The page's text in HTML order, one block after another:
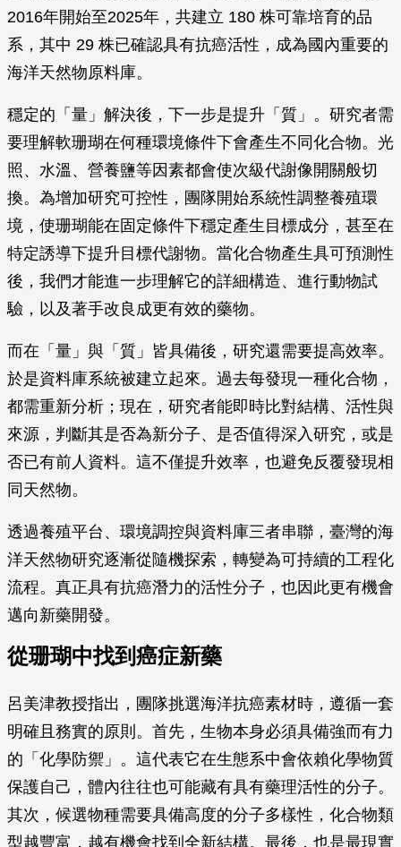
2016年開始至2025年，共建立 180 株可靠培育的品
系，其中 29 株已確認具有抗癌活性，成為國內重要的
海洋天然物原料庫。
穩定的「量」解決後，下一步是提升「質」。研究者需
要理解軟珊瑚在何種環境條件下會產生不同化合物。光
照、水溫、營養鹽等因素都會使次級代謝像開關般切
換。為增加研究可控性，團隊開始系統性調整養殖環
境，使珊瑚能在固定條件下穩定產生目標成分，甚至在
特定誘導下提升目標代謝物。當化合物產生具可預測性
後，我們才能進一步理解它的詳細構造、進行動物試
驗，以及著手改良成更有效的藥物。
而在「量」與「質」皆具備後，研究還需要提高效率。
於是資料庫系統被建立起來。過去每發現一種化合物，
都需重新分析；現在，研究者能即時比對結構、活性與
來源，判斷其是否為新分子、是否值得深入研究，或是
否已有前人資料。這不僅提升效率，也避免反覆發現相
同天然物。
透過養殖平台、環境調控與資料庫三者串聯，臺灣的海
洋天然物研究逐漸從隨機探索，轉變為可持續的工程化
流程。真正具有抗癌潛力的活性分子，也因此更有機會
邁向新藥開發。
從珊瑚中找到癌症新藥
呂美津教授指出，團隊挑選海洋抗癌素材時，遵循一套
明確且務實的原則。首先，生物本身必須具備強而有力
的「化學防禦」。這代表它在生態系中會依賴化學物質
保護自己，體內往往也可能藏有具有藥理活性的分子。
其次，候選物種需要具備高度的分子多樣性，化合物類
型越豐富，越有機會找到全新結構。最後，也是最現實